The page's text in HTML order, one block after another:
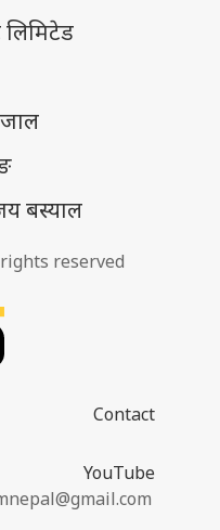
लिमिटेड
बस्याल
reserved
Contact
YouTube